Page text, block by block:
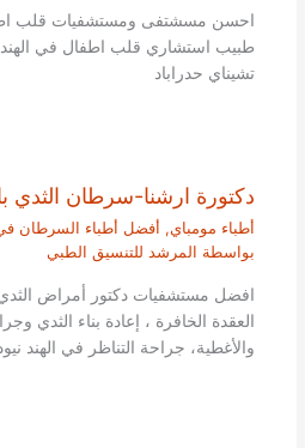
احسن مسشتفى ومستشفيات قلب
طبيب استشاري قلب اطفال في الهند
تشيناي حدراباد
دكتورة ارشنا-سرطان الثدي
أطباء مومباي, أفضل أطباء السرطان في
بواسطة المرشد للتنسيق الطبي
افضل مستشفيات دكتور أمراض الثدي
العقدة الخافرة ، إعادة بناء الثدي
والأغطية، جراحة التناظر في الهند